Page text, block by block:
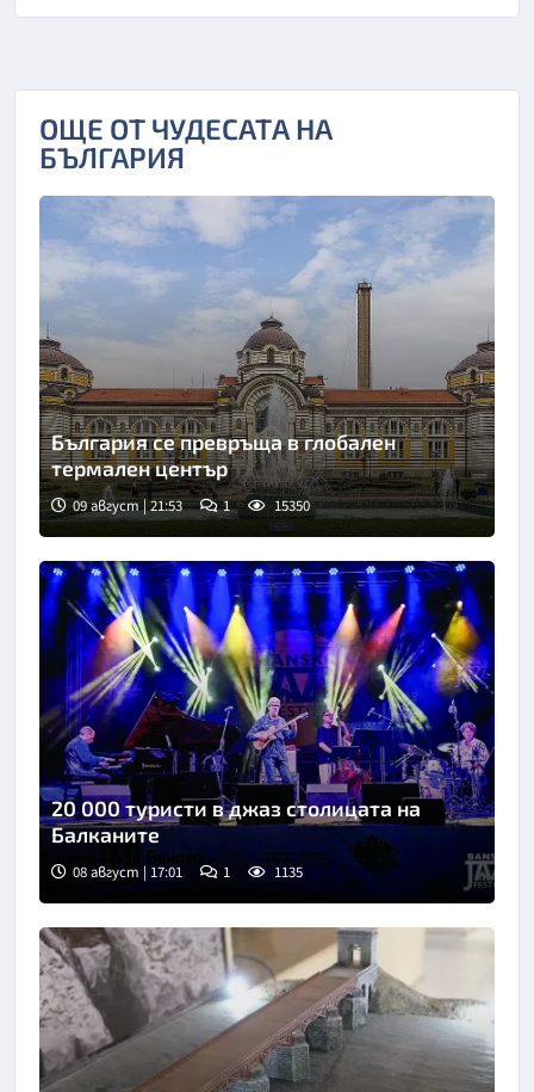
ОЩЕ ОТ ЧУДЕСАТА НА
БЪЛГАРИЯ
България се превръща в глобален
термален център
09 август | 21:53 1 15350
20 000 туристи в джаз столицата на
Балканите
08 август | 17:01 1 1135